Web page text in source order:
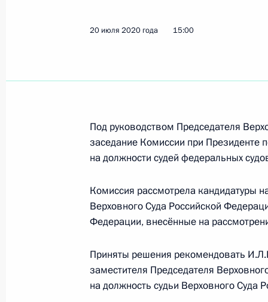
25 февраля 2021 года, 18:30
Совещание судей судов общей
9 февраля 2021 года, 15:20
Заседание Комиссии по
кандидатур на должности судей
20 июля 2020 года 15:00
Под руководством Председателя
заседание Комиссии при Президенте
на должности судей федеральных
Комиссия рассмотрела кандидатуры
Верховного Суда Российской
Федерации, внесённые на
Приняты решения рекомендовать
заместителя Председателя
на должность судьи Верховного Суда